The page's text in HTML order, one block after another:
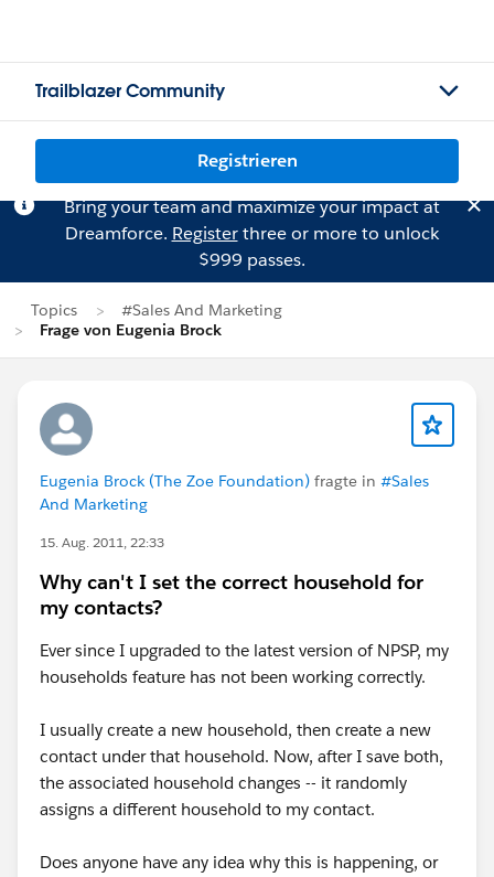
Trailblazer Community
Registrieren
Bring your team and maximize your impact at
Dreamforce. Registerthree or more to unlock
$999 passes.
Topics
#Sales And Marketing
Frage von Eugenia Brock
Eugenia Brock (The Zoe Foundation) fragte in #Sales
And Marketing
15. Aug. 2011, 22:33
Why can't I set the correct household for
my contacts?
Ever since I upgraded to the latest version of NPSP, my
households feature has not been working correctly.
I usually create a new household, then create a new
contact under that household. Now, after I save both,
the associated household changes -- it randomly
assigns a different household to my contact.
Does anyone have any idea why this is happening, or